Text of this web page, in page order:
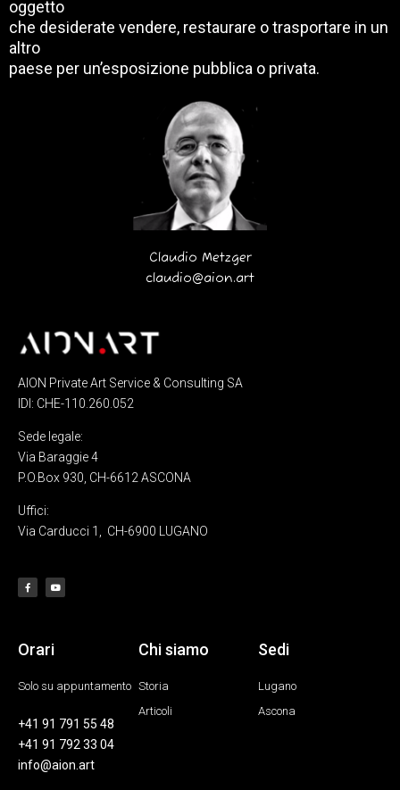
oggetto
che desiderate vendere, restaurare o trasportare in un
altro
paese per un’esposizione pubblica o privata.
Claudio Metzger
claudio@aion.art
AION Private Art Service & Consulting SA
IDI: CHE-110.260.052
Sede legale:
Via Baraggie 4
P.O.Box 930, CH-6612 ASCONA
Uffici:
Via Carducci 1, CH-6900 LUGANO
Orari
Solo su appuntamento
+41 91 791 55 48
+41 91 792 33 04
info@aion.art
Chi siamo
Storia
Articoli
Sedi
Lugano
Ascona